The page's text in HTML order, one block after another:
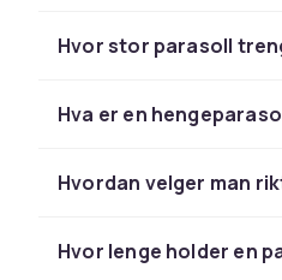
under skyggen med 5-10
parasoll med UV-
Midtstolpeparasoll er
til siden og gir fri og
Hvor stor parasoll
Hva er en
Hvordan velger man
Hvor lenge holder en